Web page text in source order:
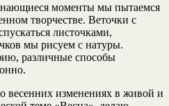
моменты мы пытаемся
творчестве. Веточки с
листочками,
мы рисуем с натуры.
различные способы
весенних изменениях в живой и